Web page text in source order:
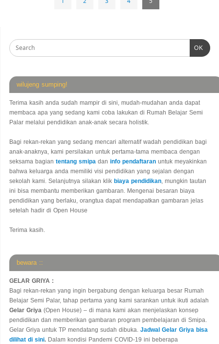
OK
wilujeng sumping!
Terima kasih anda sudah mampir di sini, mudah-mudahan anda dapat
membaca apa yang sedang kami coba lakukan di Rumah Belajar Semi
Palar melalui pendidikan anak-anak secara holistik.
Bagi rekan-rekan yang sedang mencari alternatif wadah pendidikan bagi
anak-anaknya, kami persilakan untuk pertama-tama membaca dengan
seksama bagian tentang smipa dan info pendaftaran untuk meyakinkan
bahwa keluarga anda memiliki visi pendidikan yang sejalan dengan
sekolah kami. Selanjutnya silakan klik biaya pendidikan, mungkin tautan
ini bisa membantu memberikan gambaran. Mengenai besaran biaya
pendidikan yang berlaku, orangtua dapat mendapatkan gambaran jelas
setelah hadir di Open House
Terima kasih.
bewara ::
GELAR GRIYA :
Bagi rekan-rekan yang ingin bergabung dengan keluarga besar Rumah
Belajar Semi Palar, tahap pertama yang kami sarankan untuk ikuti adalah
Gelar Griya (Open House) – di mana kami akan menjelaskan konsep
pendidikan dan memberikan gambaran program pembelajaran di Smipa.
Gelar Griya untuk TP mendatang sudah dibuka. Jadwal Gelar Griya bisa
dilihat di sini. Dalam kondisi Pandemi COVID-19 ini beberapa